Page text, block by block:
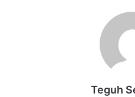
Teguh